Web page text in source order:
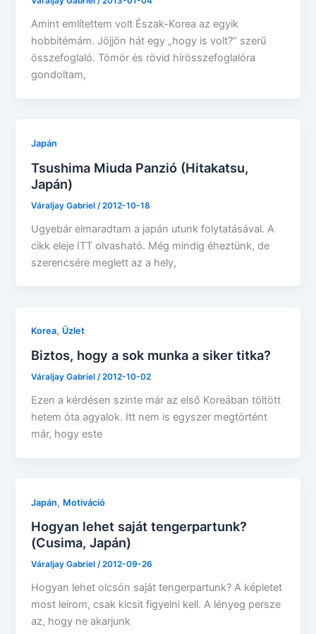
Amint említettem volt Észak-Korea az egyik
hobbitémám. Jöjjön hát egy „hogy is volt?” szerű
összefoglaló. Tömör és rövid hírösszefoglalóra
gondoltam,
Japán
Tsushima Miuda Panzió (Hitakatsu,
Japán)
Váraljay Gabriel /2012-10-18
Ugyebár elmaradtam a japán utunk folytatásával. A
cikk eleje ITT olvasható. Még mindig éheztünk, de
szerencsére meglett az a hely,
Korea, Üzlet
Biztos, hogy a sok munka a siker titka?
Váraljay Gabriel/2012-10-02
Ezen a kérdésen szinte már az első Koreában töltött
hetem óta agyalok. Itt nem is egyszer megtörtént
már, hogy este
Japán, Motiváció
Hogyan lehet saját tengerpartunk?
(Cusima, Japán)
Váraljay Gabriel/2012-09-26
Hogyan lehet olcsón saját tengerpartunk? A képletet
most leírom, csak kicsit figyelni kell. A lényeg persze
az, hogy ne akarjunk